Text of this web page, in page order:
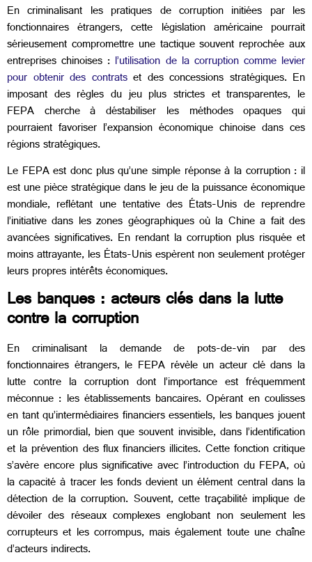
En criminalisant les pratiques de corruption initiées par les
fonctionnaires étrangers, cette législation américaine pourrait
sérieusement compromettre une tactique souvent reprochée aux
entreprises chinoises : l’utilisation de la corruption comme levier
pour obtenir des contratset des concessions stratégiques. En
imposant des règles du jeu plus strictes et transparentes, le
FEPA cherche à déstabiliser les méthodes opaques qui
pourraient favoriser l’expansion économique chinoise dans ces
régions stratégiques.
Le FEPA est donc plus qu’une simple réponse à la corruption : il
est une pièce stratégique dans le jeu de la puissance économique
mondiale, reflétant une tentative des États-Unis de reprendre
l’initiative dans les zones géographiques où la Chine a fait des
avancées significatives. En rendant la corruption plus risquée et
moins attrayante, les États-Unis espèrent non seulement protéger
leurs propres intérêts économiques.
Les banques : acteurs clés dans la lutte
contre la corruption
En criminalisant la demande de pots-de-vin par des
fonctionnaires étrangers, le FEPA révèle un acteur clé dans la
lutte contre la corruption dont l’importance est fréquemment
méconnue : les établissements bancaires. Opérant en coulisses
en tant qu’intermédiaires financiers essentiels, les banques jouent
un rôle primordial, bien que souvent invisible, dans l’identification
et la prévention des flux financiers illicites. Cette fonction critique
s’avère encore plus significative avec l’introduction du FEPA, où
la capacité à tracer les fonds devient un élément central dans la
détection de la corruption. Souvent, cette traçabilité implique de
dévoiler des réseaux complexes englobant non seulement les
corrupteurs et les corrompus, mais également toute une chaîne
d’acteurs indirects.